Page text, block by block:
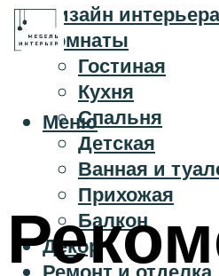
Дизайн интерьера
Комнаты
Гостиная
Кухня
Спальня
Детская
Ванная и
Прихожая
Балкон
Декор
Меню